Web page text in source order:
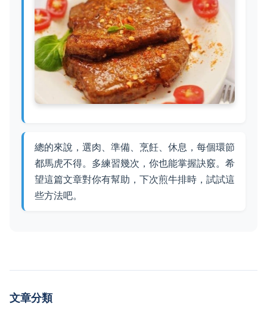
總的來說，選肉、準備、烹飪、休息，每個環節
都馬虎不得。多練習幾次，你也能掌握訣竅。希
望這篇文章對你有幫助，下次煎牛排時，試試這
些方法吧。
文章分類